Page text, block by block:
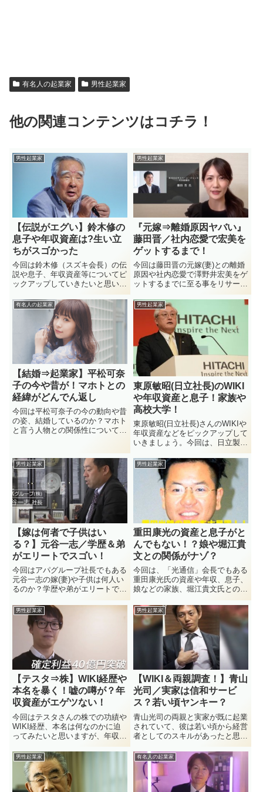
有名人の起業家 男性起業家
他の関連コンテンツはコチラ！
男性起業家
【伝説がエグい】鈴木修の
息子や年収資産は?生い立
ちがスゴかった
今回は鈴木修（スズキ会長）の伝
説や息子、年収資産等についてピ
ックアップしていきたいと思いま
す！鈴木修氏の生い立ち的には、
家系図など想像を絶する努力をし
てきた人物なんですが、今現在は
その手腕も息子や子供に引き継が
れております。
男性起業家
『元嫁⇒離婚原因ヤバい』
藤田晋／社内恋愛で宏美を
ゲットするまで！
今回は藤田晋の元嫁(妻)との離婚
原因や社内恋愛で澤野井宏美をゲ
ットするまでに至る事をリサーチ
していきます！藤田晋が前の嫁と
の離婚原因に至るまで、どのよう
なシチュエーションがあったの
か？元妻が出した書籍には数々の
夫婦生活における事が書かれてい
ましたが、藤田晋と元嫁の間には
何があったのか？また、彼の現時
点での奥さんでもある「澤野井宏
美」はどう言う経緯でお付き合い
するようになったのか？などを事
細かく見ていこうと思います。
有名人の起業家
【結婚⇒起業家】平松可奈
子の今や昔が！マホトとの
経緯がどんでん返し
今回は平松可奈子の今の動向や昔
の姿、結婚しているのか？マホト
と言う人物との関係性について触
る平松可奈子ですが、そろそろ結
婚しててもおかしくはない年齢に
来ていますので、昔（マホト）と
の経緯について詳細を見ていきた
いと思います。オリジナルブラン
ドなども展開して、かなり稼いで
いそうですが起業家としてのスキ
ルや才能はあるのか？
男性起業家
東原敏昭(日立社長)のWIKI
や年収資産と息子！家族や
高校大学！
東原敏昭(日立社長)さんのWIKIや
年収資産などをピックアップして
いきましょう。今回は、日立製作
所社長の東原敏昭さんのWIKIや
年収資産と息子、家族や出身高校
や大学はどこ？ということを総力
を挙げてまとめましたので、東原
敏昭さんがどう言う人物...
男性起業家
【嫁は何者で子供はい
る？】元谷一志／学歴＆弟
がエリートでスゴい！
今回はアパグループ社長でもある
元谷一志の嫁(妻)や子供は何人い
るのか？学歴や弟がエリートでス
ゴかった件に関してピックしてい
きたい！元谷一志の嫁さんが一般
人なのか、著名人なのかは謎の部
分ではありますが、結婚している
事だけは事実です。また、妻との
間に子供はいるのか？何人なの
か？弟もアパグループで役員をや
っている事から、学歴合わせてエ
リートだと言えます。今回はそん
な元谷一志の武勇伝を見ていきた
いと思います。
男性起業家
重田康光の資産と息子がと
んでもない！？娘や堀江貴
文との関係がナゾ？
今回は、「光通信」会長でもある
重田康光氏の資産や年収、息子、
娘などの家族、堀江貴文氏との関
係についてフォーカスしていきま
す！重田康光氏と会社との評判や
口コミなども気になりますが、今
現在の光通信の現状や、社員達の
働き方はどのようになっているの
か？今回は、重田康光氏と会社と
の武勇伝などを見ていきたいと思
男性起業家
【テスタ⇒株】WIKI経歴や
本名を暴く！嘘の噂が？年
収資産がエゲツない！
今回はテスタさんの株での功績や
WIKI経歴、本名は何なのかに迫
ってみたいと思いますが、年収や
資産はどれぐらいなのか！？テス
タが何やらネット上で「嘘」と言
うキーワードがあるんですが、こ
れはどう言う事何でしょうか？投
資や株やデイトレなどで稼ぐテ...
男性起業家
【WIKI＆両親調査！】青山
光司／実家は信和サービ
ス？若い頃ヤンキー？
青山光司の両親と実家が既に起業
されていて、彼は若い頃から経営
者としてのスキルがあったと思わ
れます。WIKIをチェックしてみ
ると中卒ですが、昔から組織をま
とめる能力はあったんでしょう
ね。そんな彼の家族関係や幼少期
の生い立ち的な目線から追ってみ
男性起業家 有名人の起業家